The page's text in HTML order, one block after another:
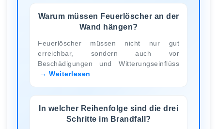
Warum müssen Feuerlöscher an der
Wand hängen?
Feuerlöscher müssen nicht nur gut
erreichbar, sondern auch vor
Beschädigungen und Witterungseinflüss
Weiterlesen
In welcher Reihenfolge sind die drei
Schritte im Brandfall?